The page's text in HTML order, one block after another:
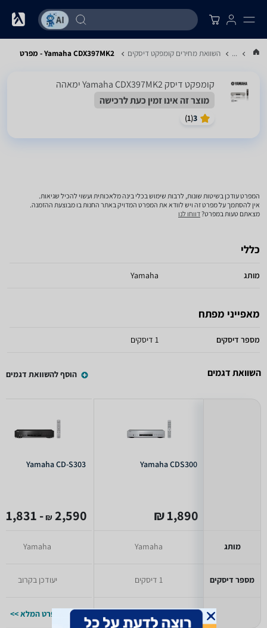
... השוואת מחירים קומפקט דיסקים Yamaha CDX397MK2 - מפרט
קומפקט דיסק Yamaha CDX397MK2 ימאהה
מוצר זה אינו זמין כעת לרכישה
3
(
1
)
המפרט עודכן בשיטות שונות, לרבות שימוש בכלי בינה מלאכותית ועשוי להכיל שגיאות.
אין להסתמך על מפרט זה ויש לוודא את המפרט המדויק באתר החנות בו מבוצעת ההזמנה.
מצאתם טעות במפרט?דווחו לנו
כללי
מותג Yamaha
מאפייני מפתח
מספר דיסקים 1 דיסקים
השוואת דגמים הוסף להשוואת דגמים
מותג
מספר דיסקים
Yamaha CDS300
1,890 ₪
Yamaha
1 דיסקים
Yamaha CD-S303
2,590
₪
- 1,831
Yamaha
יעודכן בקרוב
למפרט המלא >>